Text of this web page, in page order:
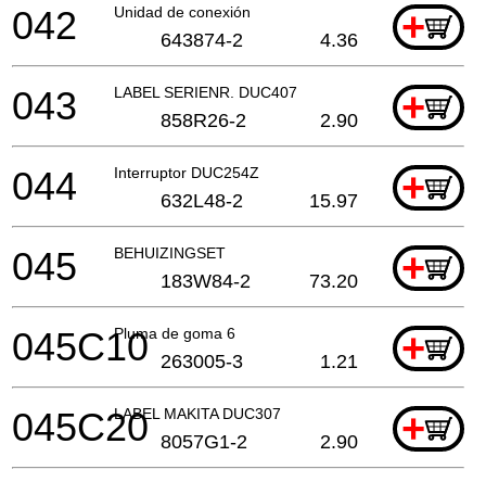
Unidad de conexión +
042 643874-2 4.36
LABEL SERIENR. DUC407 +
043 858R26-2 2.90
Interruptor DUC254Z +
044 632L48-2 15.97
BEHUIZINGSET +
045 183W84-2 73.20
Pluma de goma 6 +
045C10 263005-3 1.21
LABEL MAKITA DUC307 +
045C20 8057G1-2 2.90